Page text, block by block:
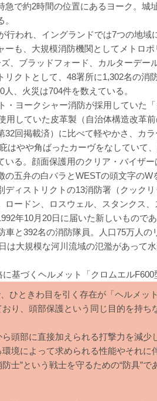
で約2時間の位置にあるヨーク。城
われ、イングランドでは7つの地
も、大規模消防機関としてメトロ
、ブラッドフォード、カルターデー
クトとして、48署所に1,302名の消
、火災は704件を数えている。
ヨークシャー消防が採用していた
用していた皮革製（自治体構造改革
回掲載済）に比べて軽やかさ、カ
はやや角ばったカーヴをなしていて
る。顔面保護用のクリア・バイザー
五弁の白バラとWESTの頭文字の
ィストリクトの13消防署（クック
ロードン、ロスウェル、スタンクス
年10月20日に届いた新しいものであ
と392名の消防隊員。人口75万人
は大規模な河川流域の氾濫があって
基づくヘルメット「クロムエルF600
ときわ目を引く存在が「ヘルメット
り、頭部保護という同じ目的を持ち
頭部に直接加えられる打撃力を減
境によって求められる性能やそれに
士”という戦士を守るための“防具”で